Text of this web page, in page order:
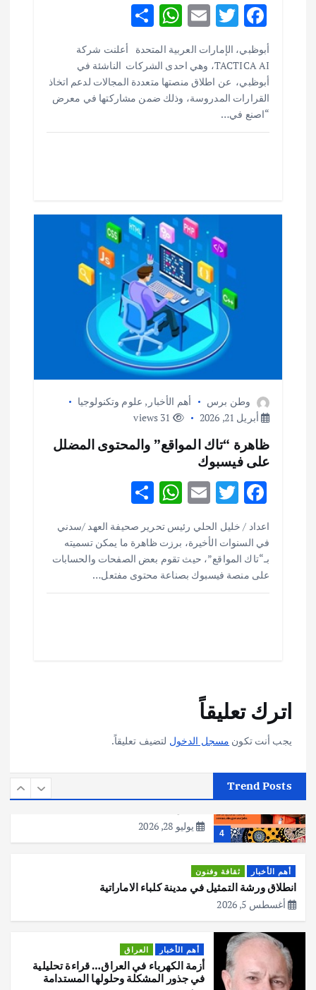
F
ac
e
b
o
o
T
w
it
te
r
E
ai
l
W
at
s
A
p
S
h
ar
e
أبوظبي، الإمارات العربية المتحدة أعلنت شركة
TACTICA AI، وهي احدى الشركات الناشئة في
أبوظبي، عن اطلاق منصتها متعددة المجالات لدعم اتخاذ
القرارات المدروسة، وذلك ضمن مشاركتها في معرض
“اصنع في…
وطن برس أهم الأخبار , علوم وتكنولوجيا
أبريل 21, 2026
ظاهرة “تاك المواقع” والمحتوى المضلل
على فيسبوك
F
ac
e
b
o
T
w
it
te
r
E
ai
l
W
at
s
A
S
ar
e
اعداد / خليل الحلي رئيس تحرير صحيفة العهد /سدني
في السنوات الأخيرة، برزت ظاهرة ما يمكن تسميته
بـ“تاك المواقع”، حيث تقوم بعض الصفحات والحسابات
على منصة فيسبوك بصناعة محتوى مفتعل…
اترك تعليقاً
يجب أنت تكون مسجل الدخول لتضيف تعليقاً.
Trend Posts
اختتام ورشة السينوغرافيا في مدينة كلباء الاماراتية
أغسطس 3, 2026
هوي آن… مدينة الفوانيس وسحر التاريخ
4
عملية التعداد السكاني في11 من الشهر
يوليو 28, 2026
أهم الأخبار ثقافة وفنون
انطلاق ورشة التمثيل في مدينة كلباء الاماراتية
أغسطس 5, 2026
أهم الأخبار العراق
أزمة الكهرباء في العراق… قراءة تحليلية
في جذور المشكلة وحلولها المستدامة